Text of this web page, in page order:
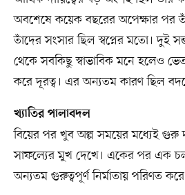
অবশেষে কয়েক বছরের অপেক্ষার পর
তাঁদের সংসার ছিল স্বপ্নের মতো। দুই
থেকে সবকিছু স্বাভাবিক মনে হলেও
করে দূরত্ব। এর অন্যতম কারণ ছিল
খ্যাতির পালাবদল
বিয়ের পর খুব অল্প সময়ের মধ্যেই গুরু
সাফল্যের মুখ দেখে। একের পর এক
অন্যতম গুরুত্বপূর্ণ নির্মাতায় পরিণত